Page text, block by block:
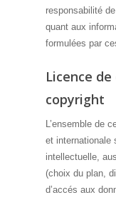
responsabilité
quant aux
formulées par
Licence
copyright
L’ensemble de
et internationale
intellectuelle,
(choix du plan,
d’accés aux